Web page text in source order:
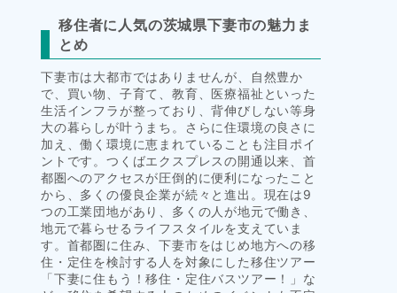
移住者に人気の茨城県下妻市の魅力ま
とめ
下妻市は大都市ではありませんが、自然豊か
で、買い物、子育て、教育、医療福祉といった
生活インフラが整っており、背伸びしない等身
大の暮らしが叶うまち。さらに住環境の良さに
加え、働く環境に恵まれていることも注目ポイ
ントです。つくばエクスプレスの開通以来、首
都圏へのアクセスが圧倒的に便利になったこと
から、多くの優良企業が続々と進出。現在は9
つの工業団地があり、多くの人が地元で働き、
地元で暮らせるライフスタイルを支えていま
す。首都圏に住み、下妻市をはじめ地方への移
住・定住を検討する人を対象にした移住ツアー
「下妻に住もう！移住・定住バスツアー！」な